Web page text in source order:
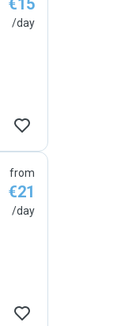
€15
/day
from
€21
/day